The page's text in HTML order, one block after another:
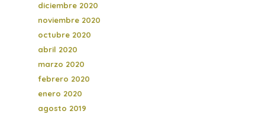
diciembre 2020
noviembre 2020
octubre 2020
abril 2020
marzo 2020
febrero 2020
enero 2020
agosto 2019